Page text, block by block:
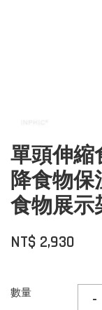
單頭伸縮
降食物
食物展示
NT$ 2,930
數量 -